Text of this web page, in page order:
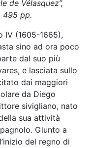
de Vélasquez”,
495 pp.
IV (1605-1665),
sino ad ora poco
dal suo più
e lasciata sullo
dai maggiori
da Diego
sivigliano, nato
sua attività
Giunto a
del regno di